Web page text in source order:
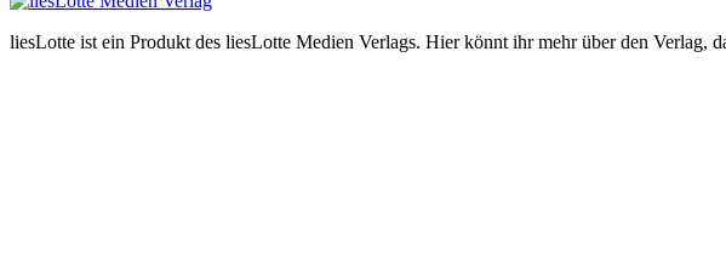
liesLotte ist ein Produkt des liesLotte Medien Verlags. Hier könnt ihr mehr über den Verlag,